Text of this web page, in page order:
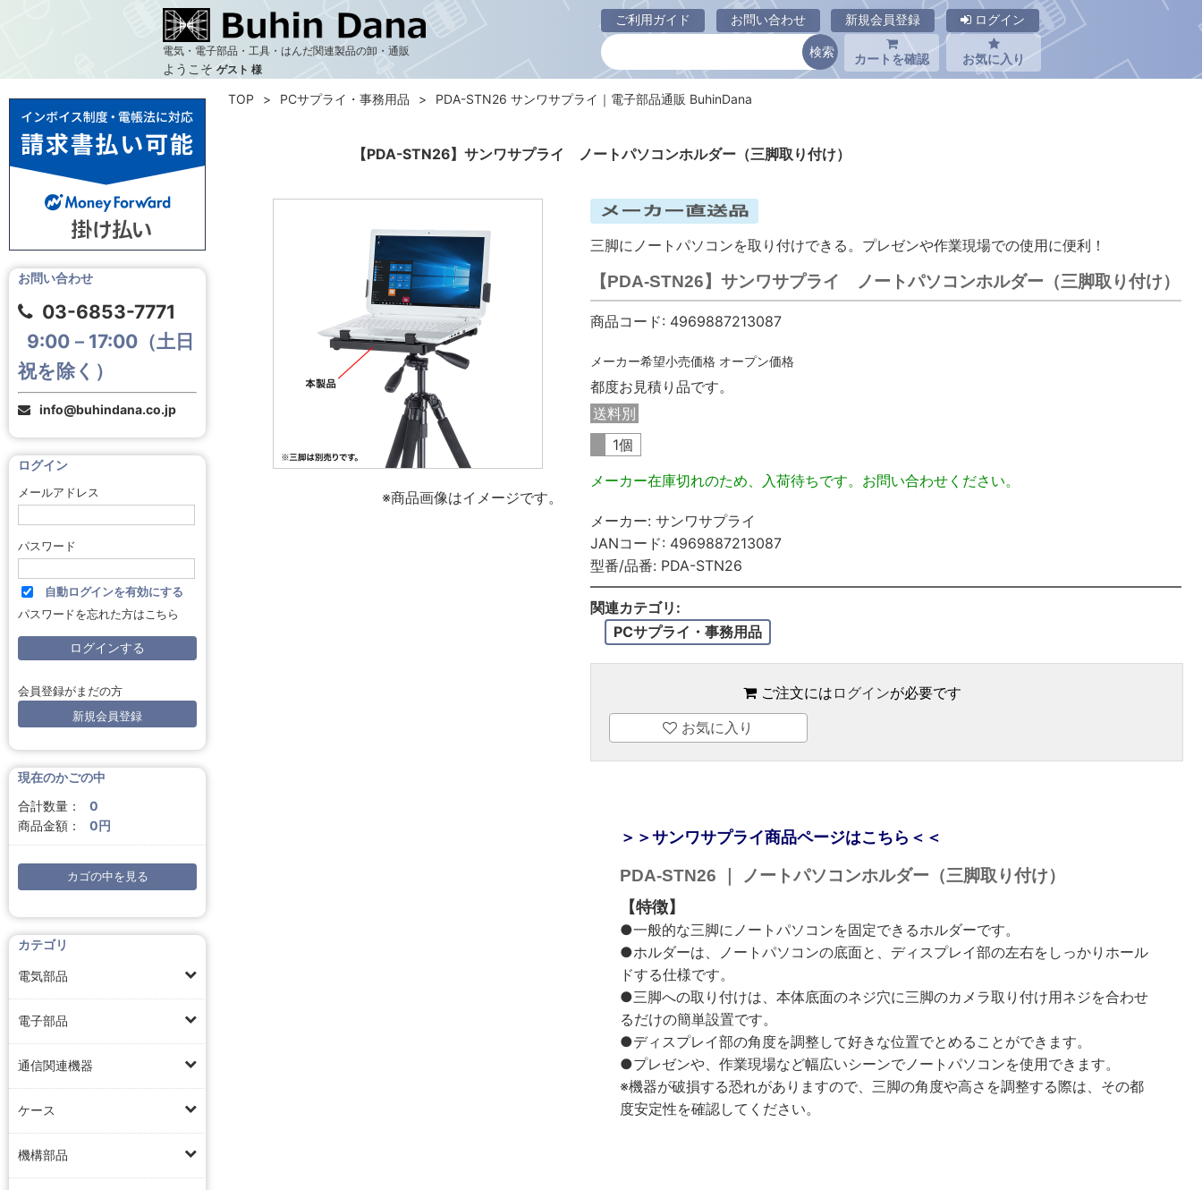
電気・電子部品・工具・はんだ関連製品の卸・通販
ようこそ ゲスト 様
ご利用ガイド お問い合わせ 新規会員登録 ログイン
カートを確認 お気に入り
【PDA-STN26】サンワサプライ ノートパソコンホルダー（三脚取り付け）
お問い合わせ
03-6853-7771
9:00－17:00（土日
祝を除く）
info@buhindana.co.jp
ログイン
メールアドレス
パスワード
自動ログインを有効にする
パスワードを忘れた方はこちら
会員登録がまだの方
新規会員登録
現在のかごの中
合計数量：
0
商品金額：
0円
カゴの中を見る
カテゴリ
電気部品
電子部品
通信関連機器
ケース
機構部品
TOP PCサプライ・事務用品 PDA-STN26 サンワサプライ｜電子部品通販 BuhinDana
※商品画像はイメージです。
三脚にノートパソコンを取り付けできる。プレゼンや作業現場での使用に便利！
【PDA-STN26】サンワサプライ ノートパソコンホルダー（三脚取り付け）
商品コード: 4969887213087
メーカー希望小売価格 オープン価格
都度お見積り品です。
送料別
1個
メーカー在庫切れのため、入荷待ちです。お問い合わせください。
メーカー: サンワサプライ
JANコード: 4969887213087
型番/品番: PDA-STN26
関連カテゴリ:
PCサプライ・事務用品
ご注文には ログインが必要です
お気に入り
＞＞サンワサプライ商品ページはこちら＜＜
PDA-STN26 ｜ ノートパソコンホルダー（三脚取り付け）
【特徴】
●一般的な三脚にノートパソコンを固定できるホルダーです。
●ホルダーは、ノートパソコンの底面と、ディスプレイ部の左右をしっかりホール
ドする仕様です。
●三脚への取り付けは、本体底面のネジ穴に三脚のカメラ取り付け用ネジを合わせ
るだけの簡単設置です。
●ディスプレイ部の角度を調整して好きな位置でとめることができます。
●プレゼンや、作業現場など幅広いシーンでノートパソコンを使用できます。
※機器が破損する恐れがありますので、三脚の角度や高さを調整する際は、その都
度安定性を確認してください。